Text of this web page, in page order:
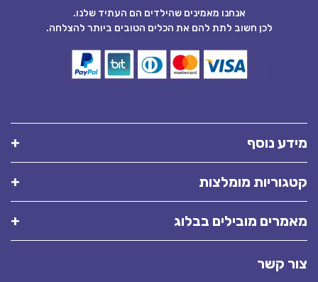
אנחנו מאמינים שהילדים הם העתיד שלנו.
לכן חשוב לתת להם את הכלים הטובים ביותר להצלחה.
מידע נוסף
קטגוריות מומלצות
מאמרים מובילים בבלוג
צור קשר